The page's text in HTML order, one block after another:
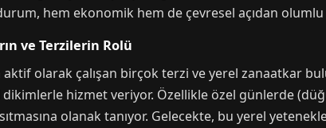
hem ekonomik hem de çevresel açıdan
ve Terzilerin Rolü
aktif olarak çalışan birçok terzi ve yerel zanaatkar
hizmet veriyor. Özellikle özel günlerde
olanak tanıyor. Gelecekte, bu yerel